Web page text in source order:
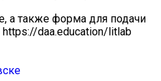
а также форма для подачи
https://daa.education/litlab